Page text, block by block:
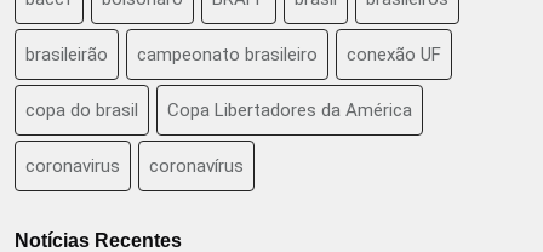
brasileirão campeonato brasileiro conexão UF
copa do brasil Copa Libertadores da América
coronavirus coronavírus
Notícias Recentes